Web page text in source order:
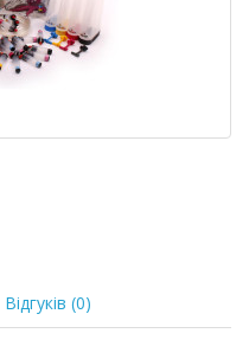
Відгуків (0)